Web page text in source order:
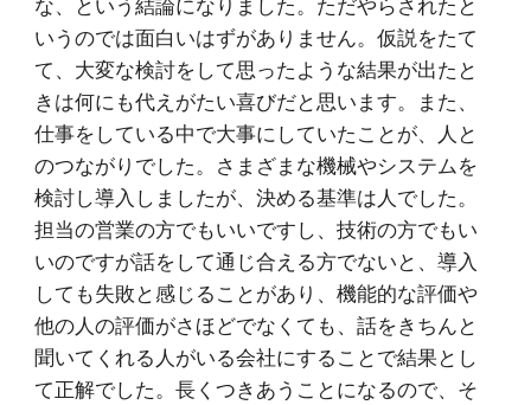
な、という結論になりました。ただやらされたと
いうのでは面白いはずがありません。仮説をたて
て、大変な検討をして思ったような結果が出たと
きは何にも代えがたい喜びだと思います。また、
仕事をしている中で大事にしていたことが、人と
のつながりでした。さまざまな機械やシステムを
検討し導入しましたが、決める基準は人でした。
担当の営業の方でもいいですし、技術の方でもい
いのですが話をして通じ合える方でないと、導入
しても失敗と感じることがあり、機能的な評価や
他の人の評価がさほどでなくても、話をきちんと
聞いてくれる人がいる会社にすることで結果とし
て正解でした。長くつきあうことになるので、そ